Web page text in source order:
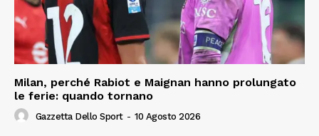
Milan, perché Rabiot e Maignan hanno prolungato
le ferie: quando tornano
Gazzetta Dello Sport - 10 Agosto 2026